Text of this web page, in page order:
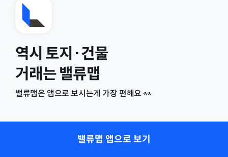
역시 토지·건물
거래는 밸류맵
밸류맵은 앱으로 보시는게 가장 편해요 👀
밸류맵 앱으로 보기